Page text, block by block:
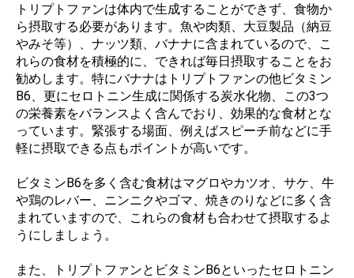
トリプトファンは体内で生成することができず、食物か
ら摂取する必要があります。魚や肉類、大豆製品（納豆
やみそ等）、ナッツ類、バナナに含まれているので、こ
れらの食材を積極的に、できれば毎日摂取することをお
勧めします。特にバナナはトリプトファンの他ビタミン
B6、更にセロトニン生成に関係する炭水化物、この3つ
の栄養素をバランスよく含んでおり、効果的な食材とな
っています。緊張する場面、例えばスピーチ前などに手
軽に摂取できる点もポイントが高いです。
ビタミンB6を多く含む食材はマグロやカツオ、サケ、牛
や鶏のレバー、ニンニクやゴマ、焼きのりなどに多く含
まれていますので、これらの食材も合わせて摂取するよ
うにしましょう。
また、トリプトファンとビタミンB6といったセロトニン